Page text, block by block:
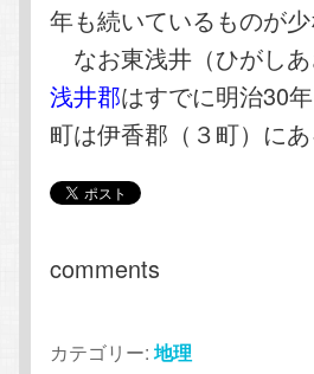
年も続いているものが少
なお東浅井（ひがし
浅井郡はすでに明治30
町は伊香郡（３町）に
comments
カテゴリー: 地理